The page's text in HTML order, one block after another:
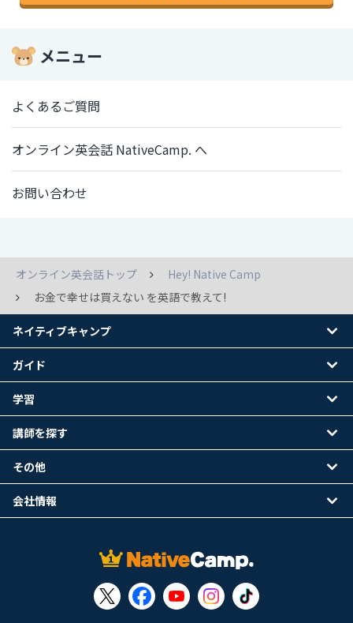
メニュー
よくあるご質問
オンライン英会話 NativeCamp. へ
お問い合わせ
オンライン英会話トップ
Hey! Native Camp
お金で幸せは買えない を英語で教えて!
ネイティブキャンプ
ガイド
学習
講師を探す
その他
会社情報